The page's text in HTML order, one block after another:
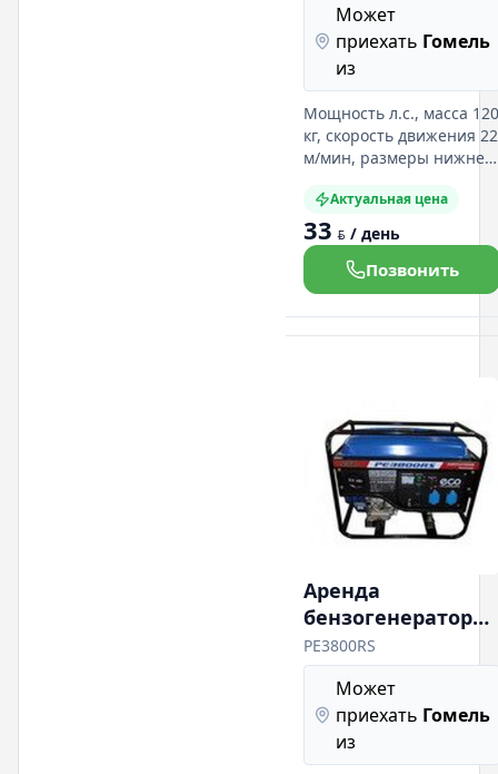
Может
приехать
из
Гомель
Мощность л.с., масса 120
кг, скорость движения 22
м/мин, размеры нижней
Подробная информация
на нашем сайте:
Актуальная цена
33 BYN / день
Позвонить
Аренда
бензогенератор
ECO PE3800RS
PE3800RS
Может
приехать
из
Гомель